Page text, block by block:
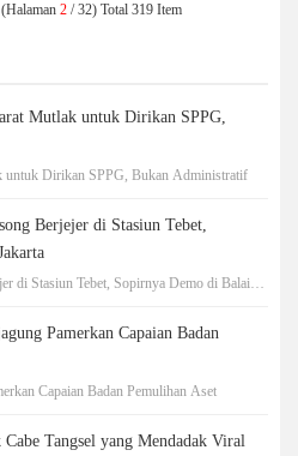
2 / 32) Total 319 Item
Mutlak untuk Dirikan SPPG,
untuk Dirikan SPPG, Bukan Administratif
Berjejer di Stasiun Tebet,
di Stasiun Tebet, Sopirnya Demo di Balai
Pamerkan Capaian Badan
Capaian Badan Pemulihan Aset
Tangsel yang Mendadak Viral